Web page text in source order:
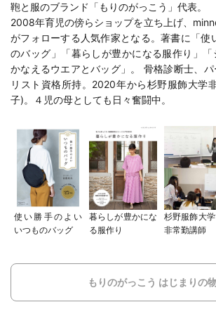
鞄と服のブランド「もりのがっこう」代表。
2008年育児の傍らショップを立ち上げ、
がフォローする人気作家となる。著書に「使
のバッグ 」「暮らしが豊かになる服作り 」「
かなえるウエアとバッグ 」。 骨格診断士、
リスト資格所持。2020年から杉野服飾大学
子)。４児の母としても日々奮闘中。
使い勝手のよい
いつものバッグ
暮らしが豊かにな
る服作り
杉野服飾大
非常勤講師
もりのがっこう はじまりの